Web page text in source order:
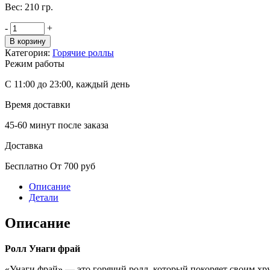
Вес: 210 гр.
- +
В корзину
Категория: Горячие роллы
Режим работы
С 11:00 до 23:00, каждый день
Время доставки
45-60 минут после заказа
Доставка
Бесплатно От 700 руб
Описание
Детали
Описание
Ролл Унаги фрай